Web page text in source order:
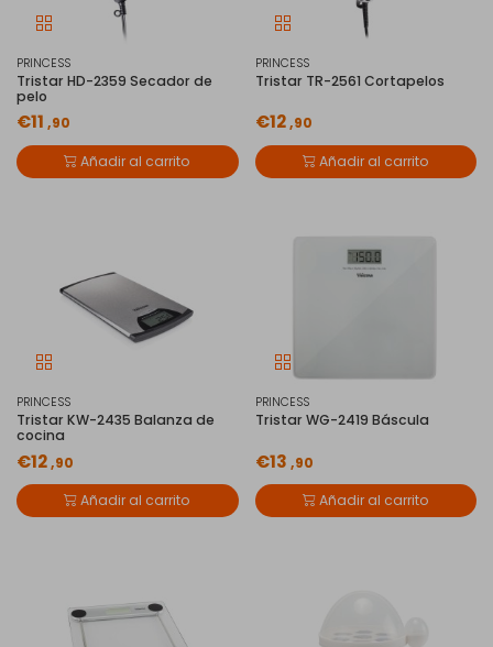
PRINCESS
Tristar HD-2359 Secador de
pelo
€11 ,90
Añadir al carrito
PRINCESS
Tristar TR-2561 Cortapelos
€12,90
Añadir al carrito
PRINCESS
Tristar KW-2435 Balanza de
cocina
€12,90
Añadir al carrito
PRINCESS
Tristar WG-2419 Báscula
€13 ,90
Añadir al carrito